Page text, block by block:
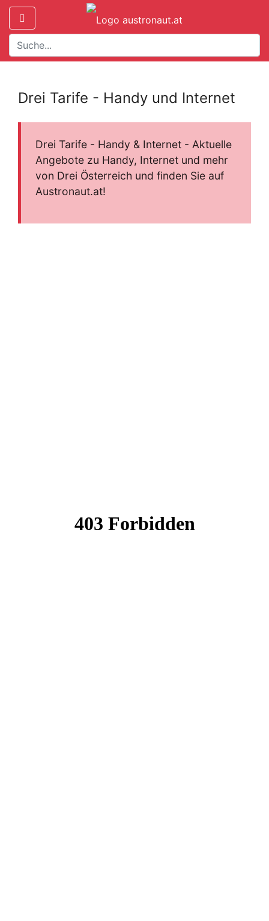
Drei Tarife - Handy und Internet
Drei Tarife - Handy & Internet - Aktuelle
Angebote zu Handy, Internet und mehr
von Drei Österreich und finden Sie auf
Austronaut.at!